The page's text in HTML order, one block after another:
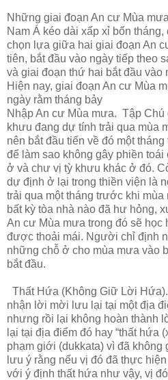
Những giai đoạn An cư Mùa
Nam Á kéo dài xấp xỉ bốn
chọn lựa giữa hai giai đoạn An
tiên, bắt đầu vào ngày tiếp theo
và giai đoạn thứ hai bắt đầu vào
Hiện nay, giai đoạn An cư Mùa
ngày rằm tháng bảy
Nhập An cư Mùa mưa. Tập Chú
khưu đang dự tính trải qua mùa
nên bắt đầu tiến về đó một
để làm sao không gây phiền
ở và chư vị tỳ khưu khác ở đó.
dự định ở lại trong thiền viện là
trải qua một tháng trước khi
bất kỳ tòa nhà nào đã hư hỏng,
An cư Mùa mưa trong đó sẽ học
được thoải mái. Người chỉ định
những chỗ ở cho mùa mưa vào
bắt đầu.
Thất Hứa (Không Giữ Lời
nhận lời mời lưu lại tại một địa
nhưng rồi lại không hoàn thành
lại tại địa điểm đó hay “thất hứa
phạm giới (dukkata) vì đã
lưu ý rằng nếu vị đó đã thực
với ý định thất hứa như vậy, vị